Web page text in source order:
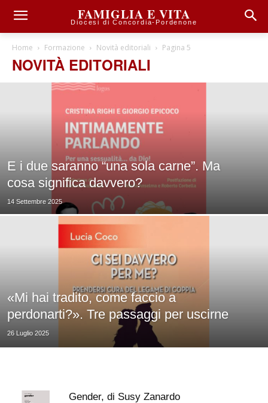
FAMIGLIA E VITA
Diocesi di Concordia-Pordenone
Home Formazione Novità editoriali Pagina 5
NOVITÀ EDITORIALI
E i due saranno “una sola carne”. Ma
cosa significa davvero?
14 Settembre 2025
«Mi hai tradito, come faccio a
perdonarti?». Tre passaggi per uscirne
26 Luglio 2025
Gender, di Susy Zanardo